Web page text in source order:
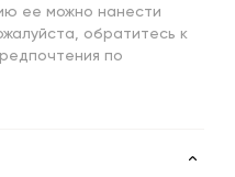
ее можно нанести
обратитесь к
по